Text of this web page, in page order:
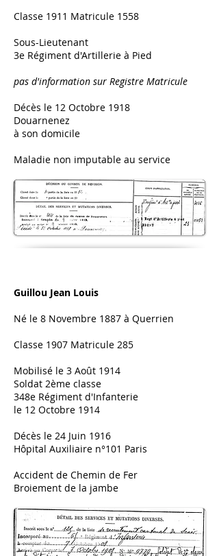
Classe 1911 Matricule 1558
Sous-Lieutenant
3e Régiment d'Artillerie à Pied
pas d'information sur Registre Matricule
Décès le 12 Octobre 1918
Douarnenez
à son domicile
Maladie non imputable au service
Guillou Jean Louis
Né le 8 Novembre 1887 à Querrien
Classe 1907 Matricule 285
Mobilisé le 3 Août 1914
Soldat 2ème classe
348e Régiment d'Infanterie
le 12 Octobre 1914
Décès le 24 Juin 1916
Hôpital Auxiliaire n°101 Paris
Accident de Chemin de Fer
Broiement de la jambe